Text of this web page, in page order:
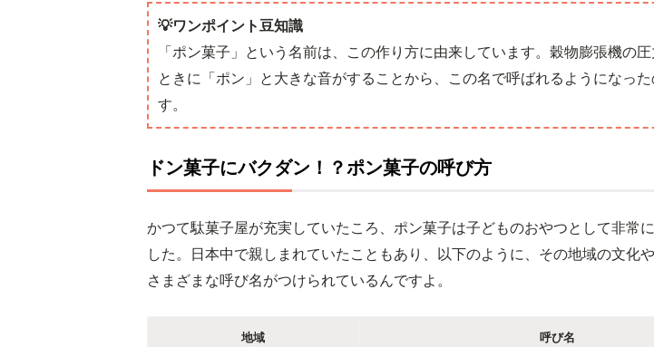
💡ワンポイント豆知識
「ポン菓子」という名前は、この作り方に由来しています。穀物膨張機の
ときに「ポン」と大きな音がすることから、この名で呼ばれるようになっ
す。
ドン菓子にバクダン！？ポン菓子の呼び方
かつて駄菓子屋が充実していたころ、ポン菓子は子どものおやつとして非常
した。日本中で親しまれていたこともあり、以下のように、その地域の文化
さまざまな呼び名がつけられているんですよ。
地域 呼び名